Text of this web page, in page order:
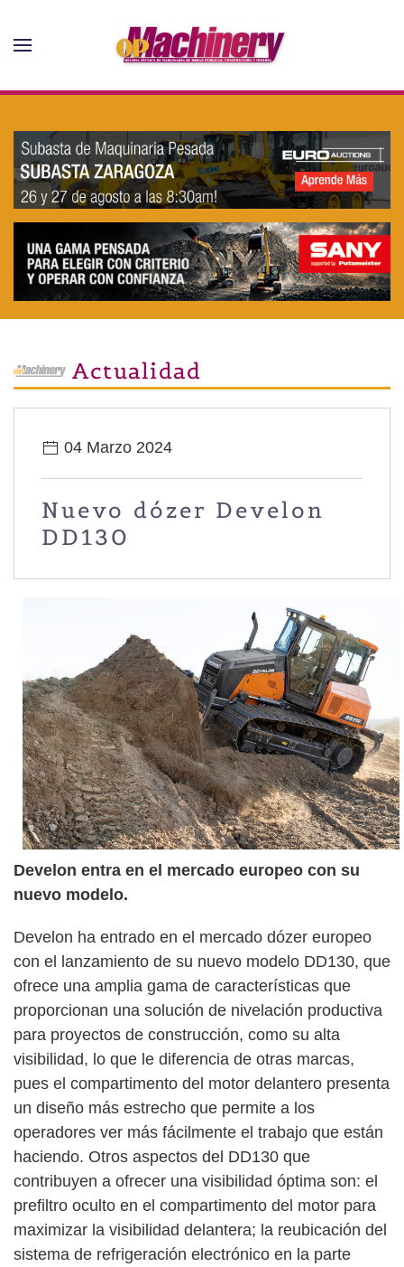
Skip to main content
Actualidad
04 Marzo 2024
Nuevo dózer Develon
DD130
Develon entra en el mercado europeo con su
nuevo modelo.
Develon ha entrado en el mercado dózer europeo
con el lanzamiento de su nuevo modelo DD130, que
ofrece una amplia gama de características que
proporcionan una solución de nivelación productiva
para proyectos de construcción, como su alta
visibilidad, lo que le diferencia de otras marcas,
pues el compartimento del motor delantero presenta
un diseño más estrecho que permite a los
operadores ver más fácilmente el trabajo que están
haciendo. Otros aspectos del DD130 que
contribuyen a ofrecer una visibilidad óptima son: el
prefiltro oculto en el compartimento del motor para
maximizar la visibilidad delantera; la reubicación del
sistema de refrigeración electrónico en la parte